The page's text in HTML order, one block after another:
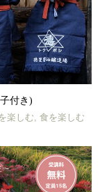
付き)
楽しむ, 食を楽しむ